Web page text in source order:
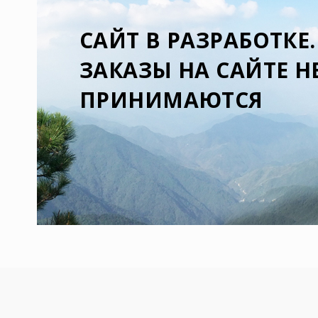
CАЙТ В РАЗРАБОТКЕ.
ЗАКАЗЫ НА САЙТЕ
ПРИНИМАЮТСЯ